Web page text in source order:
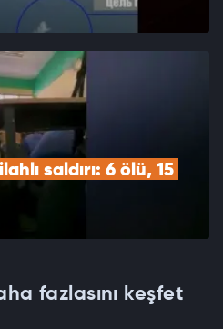
saldırı: 6 ölü, 15
fazlasını keşfet